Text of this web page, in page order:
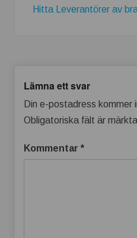
Hitta Leverantörer av
Lämna ett svar
Din e-postadress kommer
Obligatoriska fält är märkta
Kommentar *